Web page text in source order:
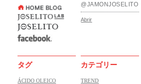
@JAMONJOSELITO
Abrir
タグ
ÁCIDO OLEICO
カテゴリー
TREND